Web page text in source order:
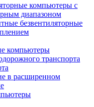
компьютеры с
диапазоном
безвентиляторные
компьютеры
транспорта
в расширенном